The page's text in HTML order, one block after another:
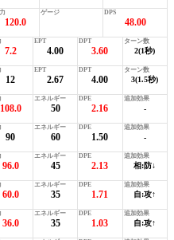
120.0 48.00
7.2 4.00 3.60 2(1秒)
12 2.67 4.00 3(1.5秒)
108.0 50 2.16 -
90 60 1.50 -
96.0 45 2.13 相:防↓
60.0 35 1.71 自:攻↑
36.0 35 1.03 自:攻↑